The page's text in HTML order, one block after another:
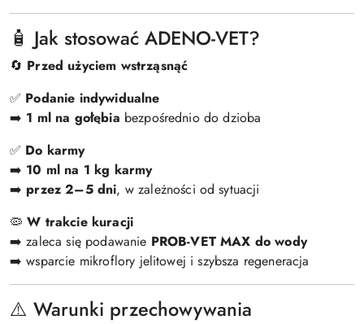
🧴 Jak stosować ADENO-VET?
🔄 Przed użyciem wstrząsnąć
✅ Podanie indywidualne
➡️ 1 ml na gołębia bezpośrednio do dzioba
✅ Do karmy
➡️ 10 ml na 1 kg karmy
➡️ przez 2–5 dni, w zależności od sytuacji
🦠W trakcie kuracji
➡️ zaleca się podawanie PROB-VET MAX do wody
➡️ wsparcie mikroflory jelitowej i szybsza regeneracja
⚠️ Warunki przechowywania